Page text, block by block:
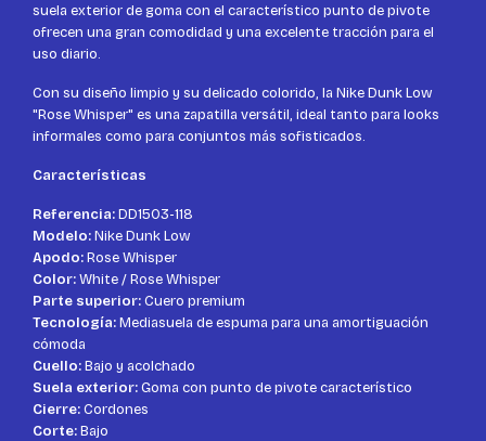
suela exterior de goma con el característico punto de pivote
ofrecen una gran comodidad y una excelente tracción para el
uso diario.
Con su diseño limpio y su delicado colorido, la Nike Dunk Low
"Rose Whisper" es una zapatilla versátil, ideal tanto para looks
informales como para conjuntos más sofisticados.
Características
Referencia:DD1503-118
Modelo:Nike Dunk Low
Apodo:Rose Whisper
Color:White / Rose Whisper
Parte superior:Cuero premium
Tecnología:Mediasuela de espuma para una amortiguación
cómoda
Cuello:Bajo y acolchado
Suela exterior:Goma con punto de pivote característico
Cierre:Cordones
Corte:Bajo